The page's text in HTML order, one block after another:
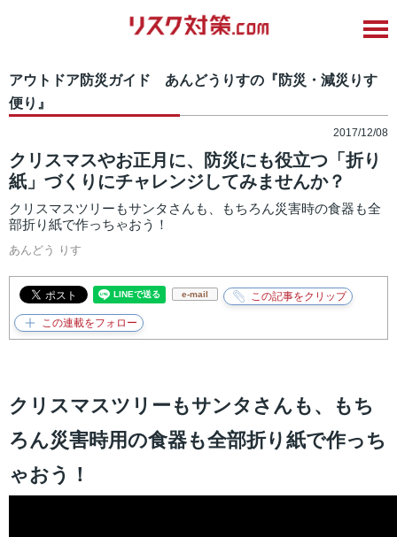
アウトドア防災ガイド あんどうりすの『防災・減災りす
便り』
2017/12/08
クリスマスやお正月に、防災にも役立つ「折り
紙」づくりにチャレンジしてみませんか？
クリスマスツリーもサンタさんも、もちろん災害時の食器も全
部折り紙で作っちゃおう！
あんどう りす
e-mail
クリスマスツリーもサンタさんも、もち
ろん災害時用の食器も全部折り紙で作っち
ゃおう！